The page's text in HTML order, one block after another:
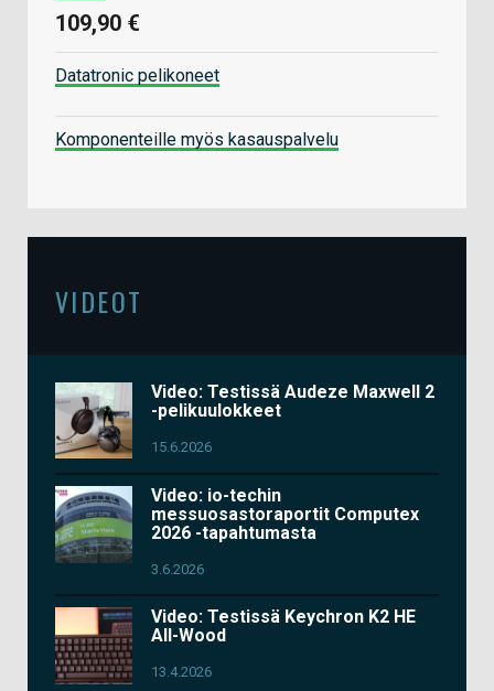
109,90 €
Datatronic pelikoneet
Komponenteille myös kasauspalvelu
VIDEOT
Video: Testissä Audeze Maxwell 2
-pelikuulokkeet
15.6.2026
Video: io-techin
messuosastoraportit Computex
2026 -tapahtumasta
3.6.2026
Video: Testissä Keychron K2 HE
All-Wood
13.4.2026